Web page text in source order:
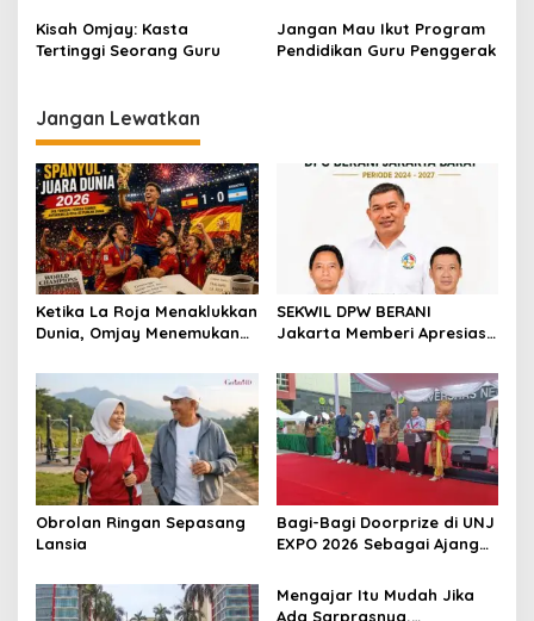
Kisah Omjay: Kasta
Tertinggi Seorang Guru
Jangan Mau Ikut Program
Pendidikan Guru Penggerak
Jangan Lewatkan
Ketika La Roja Menaklukkan
Dunia, Omjay Menemukan
Sesungguhnya
SEKWIL DPW BERANI
Jakarta Memberi Apresiasi
Barat Dalam RAKORWIL
BERANI Jakarta
Obrolan Ringan Sepasang
Lansia
Bagi-Bagi Doorprize di UNJ
EXPO 2026 Sebagai Ajang
Kolaborasi Sivitas
Akademika
Mengajar Itu Mudah Jika
Ada Sarprasnya,